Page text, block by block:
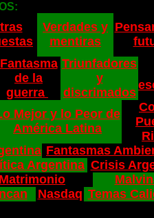
Verdades y
mentiras
Fantasma
de la
guerra
Triunfadores
y
discrimados
Mejor y lo Peor de
América Latina
Fantasmas
Argentina Crisis
Matrimonio
Nasdaq Temas